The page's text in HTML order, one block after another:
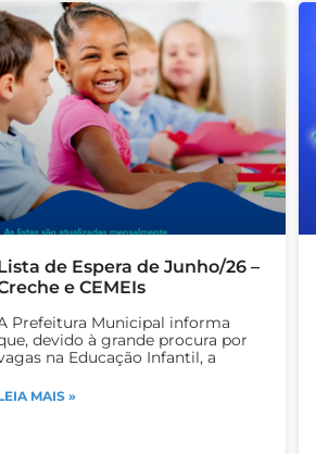
de Espera de Junho/26 –
e CEMEIs
Prefeitura Municipal informa
devido à grande procura por
na Educação Infantil, a
MAIS »